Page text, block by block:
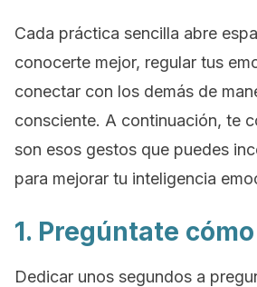
Cada práctica sencilla abre
conocerte mejor, regular tus
conectar con los demás de
consciente. A continuación, te
son esos gestos que puedes
para mejorar tu inteligencia
1. Pregúntate
Dedicar unos segundos a